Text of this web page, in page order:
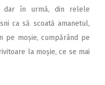
dar în urmă, din relele
ca să scoată amanetul,
pe moșie, cumpărând pe
la moșie, ce se mai